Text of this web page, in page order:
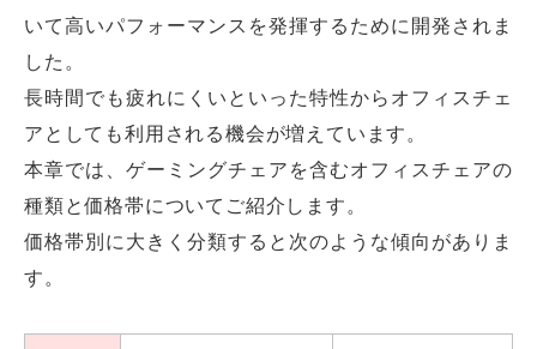
いて高いパフォーマンスを発揮するために開発されま
した。
長時間でも疲れにくいといった特性からオフィスチェ
アとしても利用される機会が増えています。
本章では、ゲーミングチェアを含むオフィスチェアの
種類と価格帯についてご紹介します。
価格帯別に大きく分類すると次のような傾向がありま
す。